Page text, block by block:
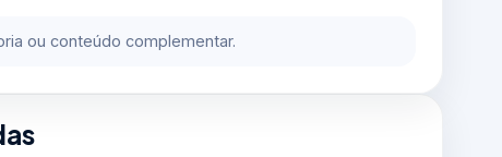
ou conteúdo complementar.